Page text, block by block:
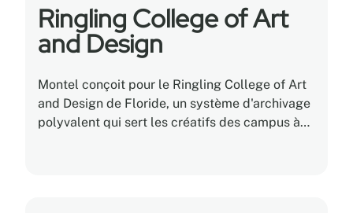
Ringling College of Art
and Design
Montel conçoit pour le Ringling College of Art
and Design de Floride, un système d'archivage
polyvalent qui sert les créatifs des campus à